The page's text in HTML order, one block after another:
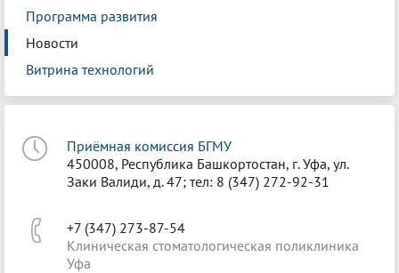
Программа развития
Новости
Витрина технологий
Приёмная комиссия БГМУ
450008, Республика Башкортостан, г. Уфа, ул.
Заки Валиди, д. 47; тел: 8 (347) 272-92-31
+7 (347) 273-87-54
Клиническая стоматологическая поликлиника
Уфа